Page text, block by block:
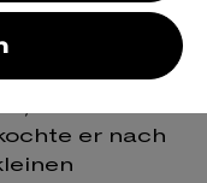
klassische
dann in
er nach